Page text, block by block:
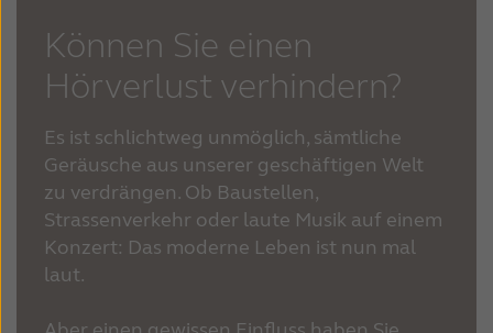
Können Sie einen
Hörverlust verhindern?
Es ist schlichtweg unmöglich, sämtliche
Geräusche aus unserer geschäftigen Welt
zu verdrängen. Ob Baustellen,
Strassenverkehr oder laute Musik auf einem
Konzert: Das moderne Leben ist nun mal
laut.